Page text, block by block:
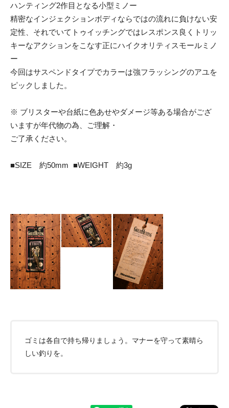
ハンティング2作目となる小型ミノー
精密なインジェクションボディならではの流れに負けない安
定性、それでいてトゥイッチングではレスポンス良くトリッ
キーなアクションをこなす正にハイクオリティスモールミノ
ー
今回はサスペンドタイプでカラーは強フラッシングのアユを
ピックしました。
※ ブリスターや台紙に色あせやダメージ等ある場合がござ
いますが年代物の為、ご理解・
ご了承ください。
■SIZE 約50mm ■WEIGHT 約3g
ゴミは各自で持ち帰りましょう。マナーを守って素晴ら
しい釣りを。